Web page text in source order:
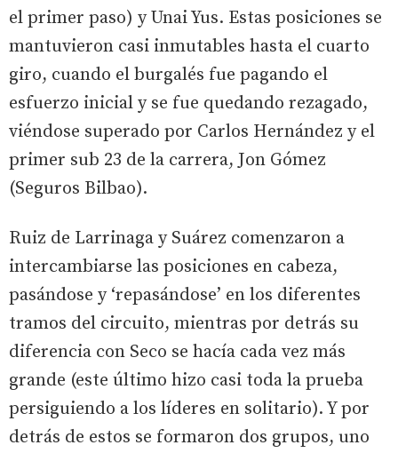
el primer paso) y Unai Yus. Estas posiciones se
mantuvieron casi inmutables hasta el cuarto
giro, cuando el burgalés fue pagando el
esfuerzo inicial y se fue quedando rezagado,
viéndose superado por Carlos Hernández y el
primer sub 23 de la carrera, Jon Gómez
(Seguros Bilbao).
Ruiz de Larrinaga y Suárez comenzaron a
intercambiarse las posiciones en cabeza,
pasándose y ‘repasándose’ en los diferentes
tramos del circuito, mientras por detrás su
diferencia con Seco se hacía cada vez más
grande (este último hizo casi toda la prueba
persiguiendo a los líderes en solitario). Y por
detrás de estos se formaron dos grupos, uno